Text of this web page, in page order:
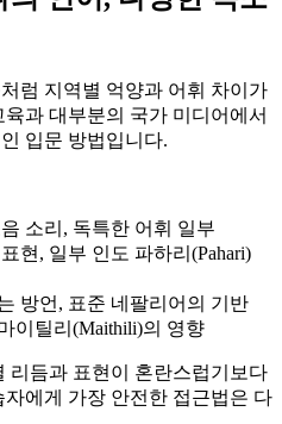
럼 지역별 억양과 어휘 차이가
과 대부분의 국가 미디어에서
입문 방법입니다.
소리, 독특한 어휘 일부
현, 일부 인도 파하리(Pahari)
방언, 표준 네팔리어의 기반
이틸리(Maithili)의 영향
리듬과 표현이 혼란스럽기보다
에게 가장 안전한 접근법은 다